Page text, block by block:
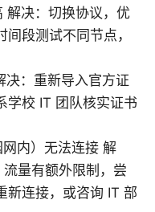
解决：切换协议，优
段测试不同节点，
决：重新导入官方证
学校 IT 团队核实证书
内）无法连接 解
量有额外限制，尝
新连接，或咨询 IT 部